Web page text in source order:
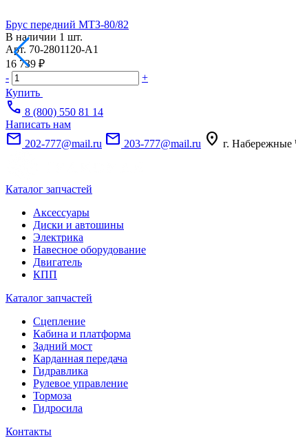
Брус передний МТЗ-80/82
В наличии 1 шт.
Арт. 70-2801120-А1
16 739 ₽
-
+
Купить
call 8 (800) 550 81 14
Написать нам
mail 202-777@mail.ru mail 203-777@mail.ru location_on г. Набережные
Каталог запчастей
Аксессуары
Диски и автошины
Электрика
Навесное оборудование
Двигатель
КПП
Каталог запчастей
Сцепление
Кабина и платформа
Задний мост
Карданная передача
Гидравлика
Рулевое управление
Тормоза
Гидросила
Контакты